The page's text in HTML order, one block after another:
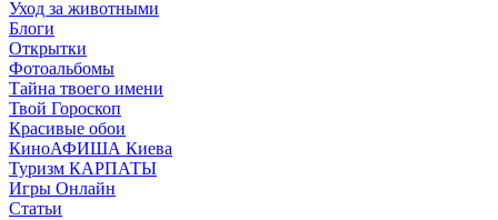
Уход за животными
Блоги
Открытки
Фотоальбомы
Тайна твоего имени
Твой Гороскоп
Красивые обои
КиноАФИША Киева
Туризм КАРПАТЫ
Игры Онлайн
Статьи